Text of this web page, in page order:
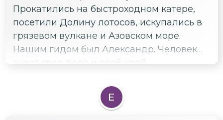
Прокатились на быстроходном катере,
посетили Долину лотосов, искупались в
грязевом вулкане и Азовском море.
Нашим гидом был Александр. Человек
знает свое дело и свой край.
рекомендую поездки с Александром, не
Е